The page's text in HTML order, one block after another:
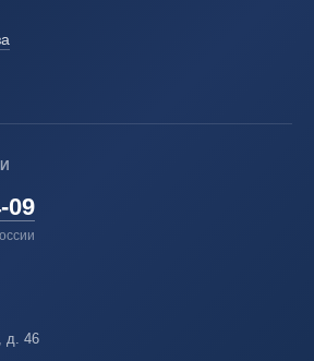
09
д. 46